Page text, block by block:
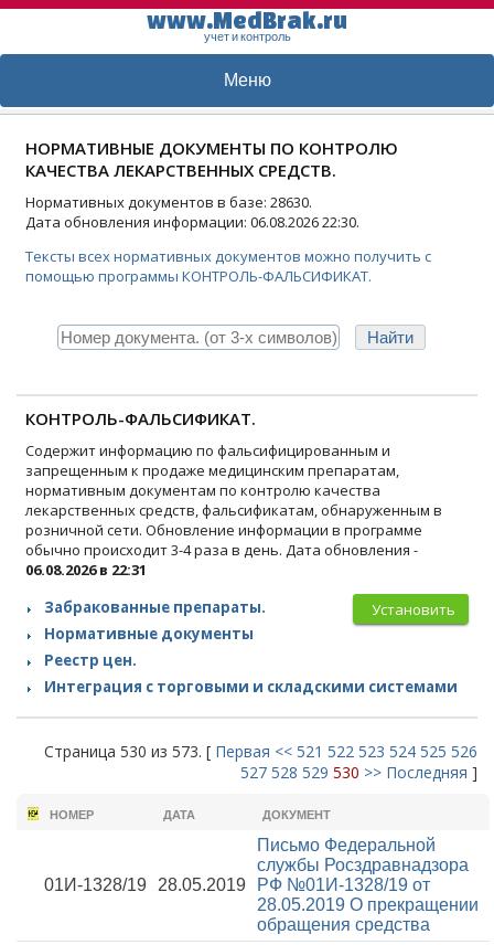
www.MedBrak.ru
учет и контроль
Меню
НОРМАТИВНЫЕ ДОКУМЕНТЫ ПО КОНТРОЛЮ
КАЧЕСТВА ЛЕКАРСТВЕННЫХ СРЕДСТВ.
Нормативных документов в базе: 28630.
Дата обновления информации: 06.08.2026 22:30.
Тексты всех нормативных документов можно получить с
помощью программы КОНТРОЛЬ-ФАЛЬСИФИКАТ.
КОНТРОЛЬ-ФАЛЬСИФИКАТ.
Содержит информацию по фальсифицированным и
запрещенным к продаже медицинским препаратам,
нормативным документам по контролю качества
лекарственных средств, фальсификатам, обнаруженным в
розничной сети. Обновление информации в программе
обычно происходит 3-4 раза в день. Дата обновления -
06.08.2026 в 22:31
Установить
Забракованные препараты.
Нормативные документы
Реестр цен.
Интеграция с торговыми и складскими системами
Страница 530 из 573. [ Первая << 521 522 523 524 525 526
527 528 529 530 >> Последняя ]
НОМЕР ДАТА ДОКУМЕНТ
01И-1328/19 28.05.2019
Письмо Федеральной
службы Росздравнадзора
РФ №01И-1328/19 от
28.05.2019 О прекращении
обращения средства